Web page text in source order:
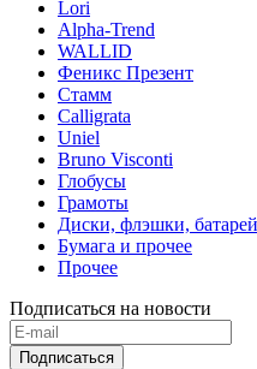
Lori
Alpha-Trend
WALLID
Феникс Презент
Стамм
Calligrata
Uniel
Bruno Visconti
Глобусы
Грамоты
Диски, флэшки,
Бумага и прочее
Прочее
Подписаться на новости